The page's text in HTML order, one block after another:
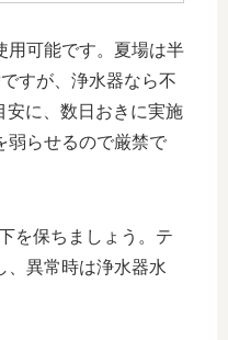
用可能です。夏場は半
すが、浄水器なら不
安に、数日おきに実施
弱らせるので厳禁で
を保ちましょう。テ
、異常時は浄水器水